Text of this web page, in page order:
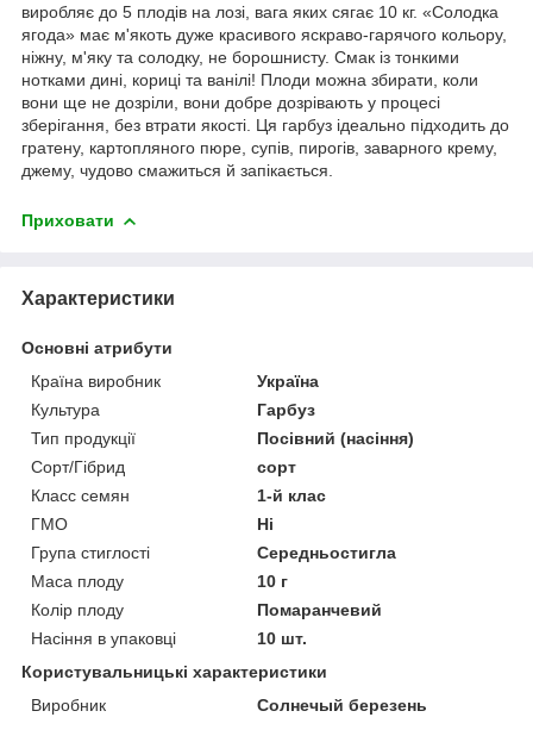
виробляє до 5 плодів на лозі, вага яких сягає 10 кг. «Солодка
ягода» має м'якоть дуже красивого яскраво-гарячого кольору,
ніжну, м'яку та солодку, не борошнисту. Смак із тонкими
нотками дині, кориці та ванілі! Плоди можна збирати, коли
вони ще не дозріли, вони добре дозрівають у процесі
зберігання, без втрати якості. Ця гарбуз ідеально підходить до
гратену, картопляного пюре, супів, пирогів, заварного крему,
джему, чудово смажиться й запікається.
Приховати
Характеристики
Основні атрибути
Країна виробник
Україна
Культура
Гарбуз
Тип продукції
Посівний (насіння)
Сорт/Гібрид
сорт
Класс семян
1-й клас
ГМО
Ні
Група стиглості
Середньостигла
Маса плоду
10 г
Колір плоду
Помаранчевий
Насіння в упаковці
10 шт.
Користувальницькі характеристики
Виробник
Солнечый березень